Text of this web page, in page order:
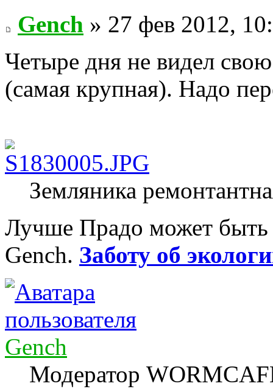
Gench » 27 фев 2012,
Четыре дня не видел
(самая крупная). Надо
Земляника
Лучше Прадо может
Gench. Заботу об
Gench
Модератор